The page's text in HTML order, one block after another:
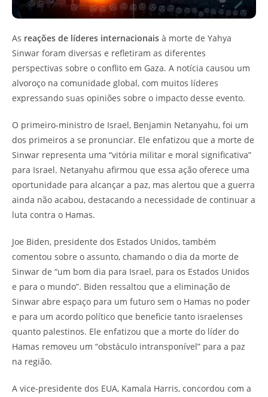
As reações de líderes internacionais à morte de Yahya
Sinwar foram diversas e refletiram as diferentes
perspectivas sobre o conflito em Gaza. A notícia causou um
alvoroço na comunidade global, com muitos líderes
expressando suas opiniões sobre o impacto desse evento.
O primeiro-ministro de Israel, Benjamin Netanyahu, foi um
dos primeiros a se pronunciar. Ele enfatizou que a morte de
Sinwar representa uma “vitória militar e moral significativa”
para Israel. Netanyahu afirmou que essa ação oferece uma
oportunidade para alcançar a paz, mas alertou que a guerra
ainda não acabou, destacando a necessidade de continuar a
luta contra o Hamas.
Joe Biden, presidente dos Estados Unidos, também
comentou sobre o assunto, chamando o dia da morte de
Sinwar de “um bom dia para Israel, para os Estados Unidos
e para o mundo”. Biden ressaltou que a eliminação de
Sinwar abre espaço para um futuro sem o Hamas no poder
e para um acordo político que beneficie tanto israelenses
quanto palestinos. Ele enfatizou que a morte do líder do
Hamas removeu um “obstáculo intransponível” para a paz
na região.
A vice-presidente dos EUA, Kamala Harris, concordou com a